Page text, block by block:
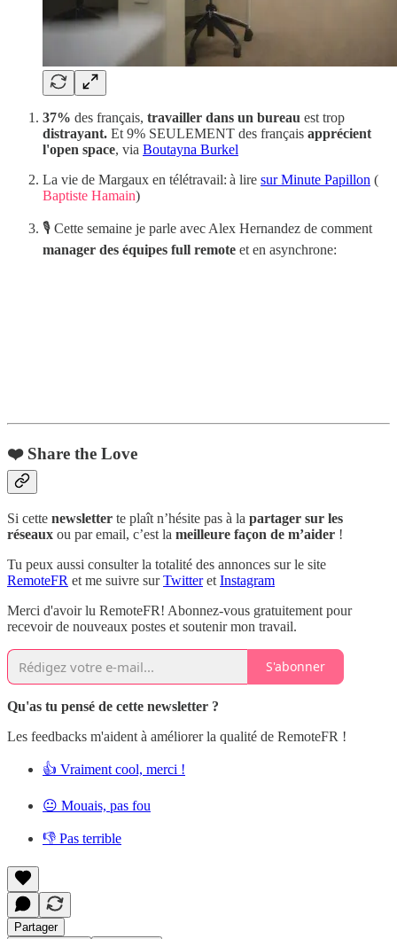
37% des français, travailler dans un bureau est trop
distrayant. Et 9% SEULEMENT des français apprécient
l'open space, via Boutayna Burkel
La vie de Margaux en télétravail: à lire sur Minute Papillon (
Baptiste Hamain)
🎙️ Cette semaine je parle avec Alex Hernandez de comment
manager des équipes full remote et en asynchrone:
❤️ Share the Love
Si cette newsletter te plaît n’hésite pas à la partager sur les
réseaux ou par email, c’est la meilleure façon de m’aider !
Tu peux aussi consulter la totalité des annonces sur le site
RemoteFR et me suivre surTwitteret Instagram
Merci d'avoir lu RemoteFR! Abonnez-vous gratuitement pour
recevoir de nouveaux postes et soutenir mon travail.
S'abonner
Qu'as tu pensé de cette newsletter ?
Les feedbacks m'aident à améliorer la qualité de RemoteFR !
👍 Vraiment cool, merci !
😐 Mouais, pas fou
👎 Pas terrible
Partager